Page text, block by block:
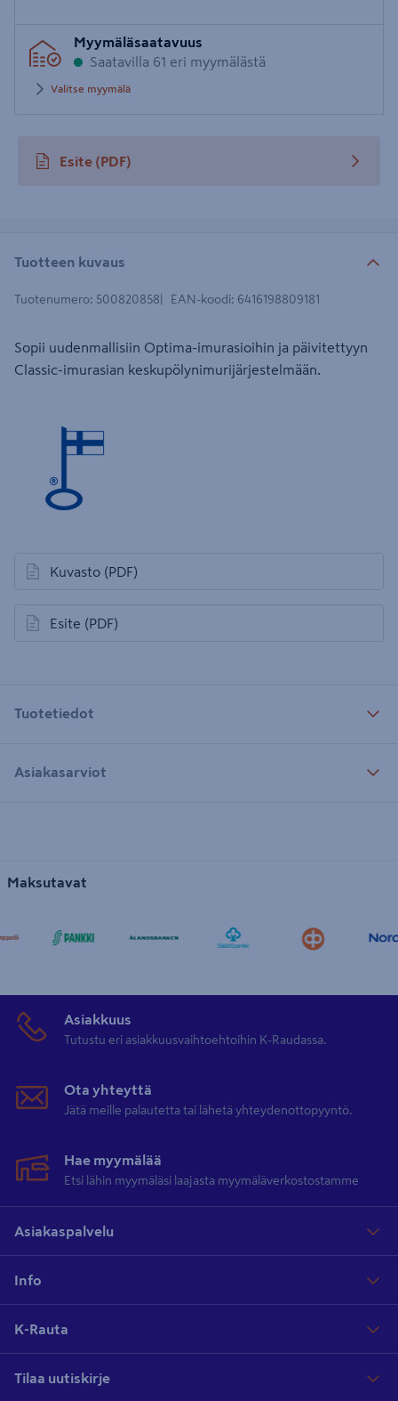
postinumero
Myymäläsaatavuus
Saatavilla 61 eri myymälästä
Valitse myymälä
Esite (PDF)
avautuu uuteen välilehteen
Tuotteen kuvaus
Tuotenumero: 500820858 EAN-koodi: 6416198809181
Sopii uudenmallisiin Optima-imurasioihin ja päivitettyyn
Classic-imurasian keskupölynimurijärjestelmään.
Kuvasto (PDF)
avautuu uuteen välilehteen
Esite (PDF)
avautuu uuteen välilehteen
Tuotetiedot
Asiakasarviot
Maksutavat
Asiakkuus
Tutustu eri asiakkuusvaihtoehtoihin K-Raudassa.
Ota yhteyttä
Jätä meille palautetta tai lähetä yhteydenottopyyntö.
Hae myymälää
Etsi lähin myymäläsi laajasta myymäläverkostostamme
Asiakaspalvelu
Info
K-Rauta
Tilaa uutiskirje